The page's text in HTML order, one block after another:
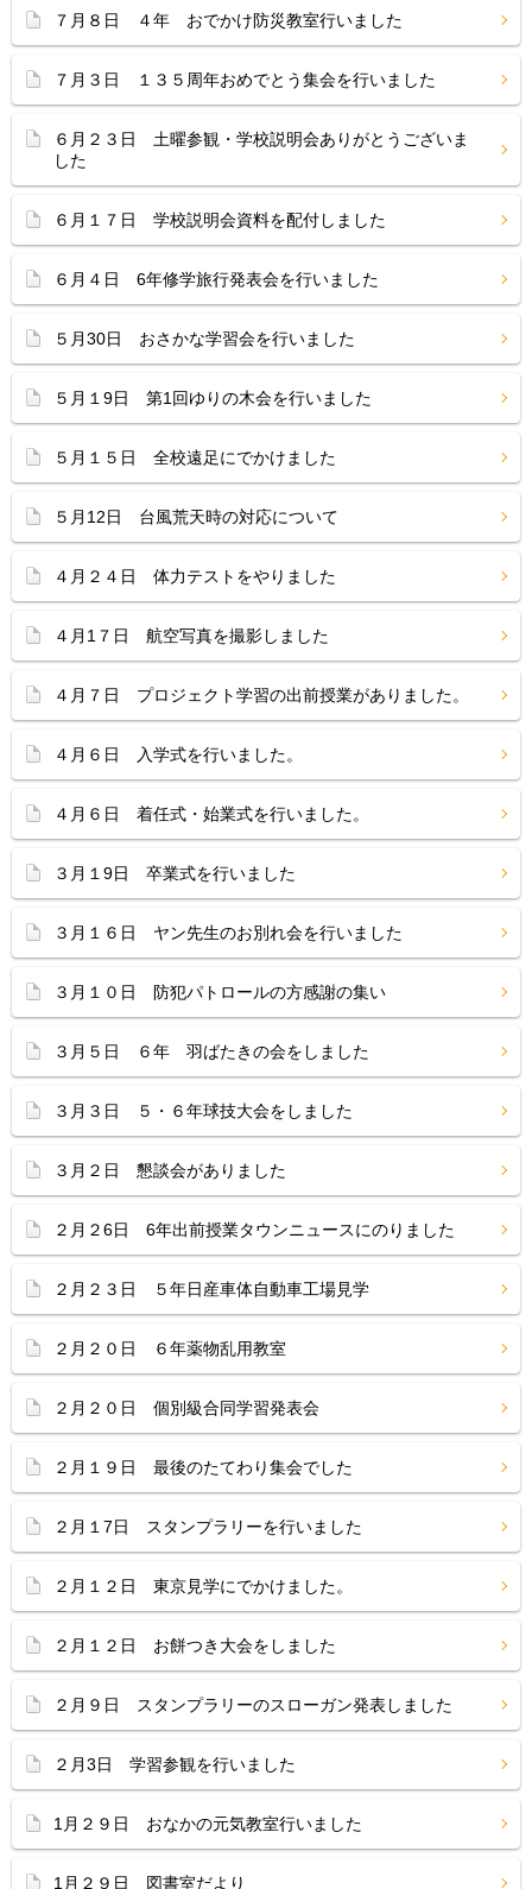
７月８日 ４年 おでかけ防災教室行いました
７月３日 １３５周年おめでとう集会を行いました
６月２３日 土曜参観・学校説明会ありがとうございま
した
６月１７日 学校説明会資料を配付しました
６月４日 6年修学旅行発表会を行いました
５月30日 おさかな学習会を行いました
５月１9日 第1回ゆりの木会を行いました
５月１５日 全校遠足にでかけました
５月12日 台風荒天時の対応について
４月２４日 体力テストをやりました
４月1７日 航空写真を撮影しました
４月７日 プロジェクト学習の出前授業がありました。
４月６日 入学式を行いました。
４月６日 着任式・始業式を行いました。
３月１9日 卒業式を行いました
３月１６日 ヤン先生のお別れ会を行いました
３月１０日 防犯パトロールの方感謝の集い
３月５日 ６年 羽ばたきの会をしました
３月３日 ５・６年球技大会をしました
３月２日 懇談会がありました
２月２6日 6年出前授業タウンニュースにのりました
２月２３日 ５年日産車体自動車工場見学
２月２０日 ６年薬物乱用教室
２月２０日 個別級合同学習発表会
２月１９日 最後のたてわり集会でした
２月１7日 スタンプラリーを行いました
２月１２日 東京見学にでかけました。
２月１２日 お餅つき大会をしました
２月９日 スタンプラリーのスローガン発表しました
２月3日 学習参観を行いました
1月２９日 おなかの元気教室行いました
1月２９日 図書室だより